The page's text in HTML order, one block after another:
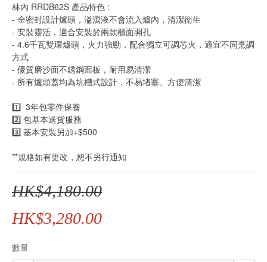
林內 RRDB62S 產品特色 :
- 全密封設計爐頭，溢瀉液不會流入爐內，清潔衛生
- 安裝靈活，適合安裝於兩款櫃面開孔
- 4.6千瓦雙環爐頭，火力強勁，配合獨立可調芯火，適宜不同烹調
方式
- 優質磨沙面不銹鋼面板，耐用易清潔
- 所有爐頭蓋均為坑槽式設計，不易堵塞、方便清潔
1️⃣  3年包零件保養
2️⃣ 包基本送貨服務
3️⃣ 基本安裝另加+$500
**規格如有更改，恕不另行通知
HK$4,180.00
HK$3,280.00
數量